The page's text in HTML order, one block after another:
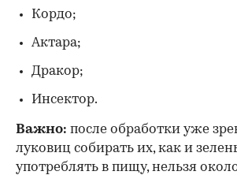
Кордо;
Актара;
Дракор;
Инсектор.
Важно: после обработки уже
луковиц собирать их, как и
употреблять в пищу, нельзя